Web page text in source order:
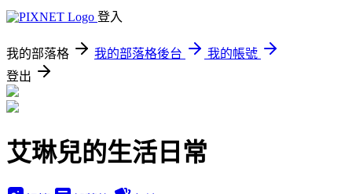
登入
我的部落格 我的部落格後台
我的帳號
登出
艾琳兒的生活日常